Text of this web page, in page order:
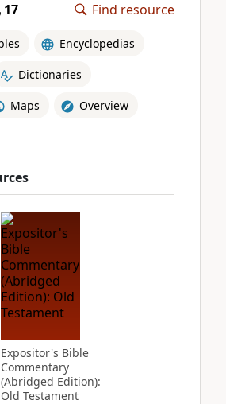
17 Find resource
Encyclopedias
Dictionaries
Maps Overview
Expositor's Bible
Commentary
(Abridged Edition):
Old Testament